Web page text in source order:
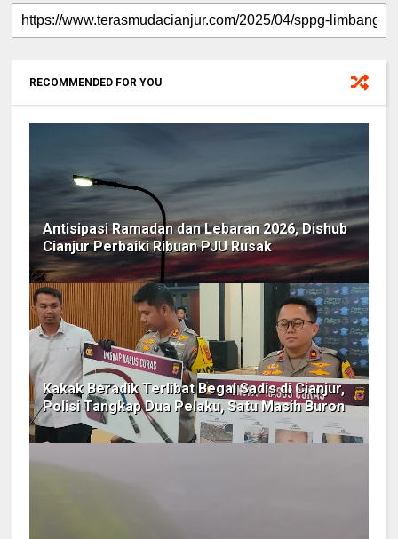
RECOMMENDED FOR YOU
Antisipasi Ramadan dan Lebaran 2026, Dishub
Cianjur Perbaiki Ribuan PJU Rusak
Kakak Beradik Terlibat Begal Sadis di Cianjur,
Polisi Tangkap Dua Pelaku, Satu Masih Buron